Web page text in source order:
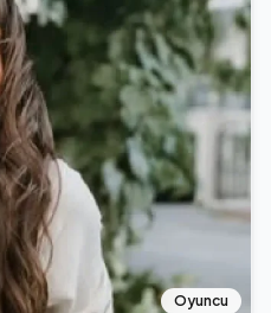
Lisans eğitimini Yıldız
Malzeme Mühendisliği,
Üniversitesi
Birol Namoğlu , 1998
Keçeli ile beraber
Üniversitesi 1. Amatör
solist ödülünü, Yanki
iyi grup ve jüri özel ödüllerini
ile beraber “İsmi Lazım
yaptı. Birol Namoğlu ,
Gripin adlı pop rock
'da kurulan pop rockOyuncu